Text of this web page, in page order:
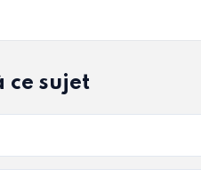
ce sujet